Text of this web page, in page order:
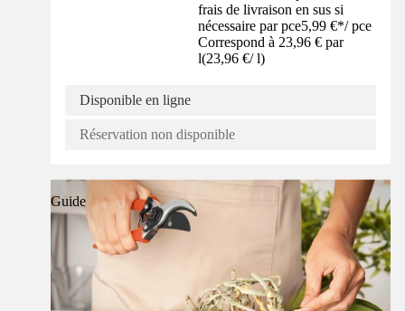
frais de livraison en sus si
nécessaire par pce5,99 €*/ pce
Correspond à 23,96 € par
l(23,96 €/ l)
Disponible en ligne
Réservation non disponible
Guide